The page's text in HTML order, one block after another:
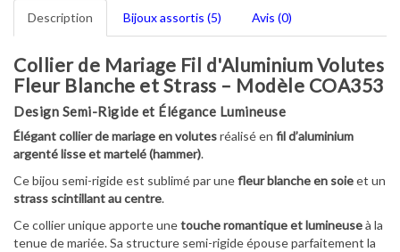
Description Bijoux assortis (5) Avis (0)
Collier de Mariage Fil d'Aluminium Volutes
Fleur Blanche et Strass – Modèle COA353
Design Semi-Rigide et Élégance Lumineuse
Élégant collier de mariage en volutesréalisé en fil d’aluminium
argenté lisse et martelé (hammer).
Ce bijou semi-rigide est sublimé par unefleur blanche en soieet un
strass scintillant au centre.
Ce collier unique apporte unetouche romantique et lumineuseà la
tenue de mariée. Sa structure semi-rigide épouse parfaitement la